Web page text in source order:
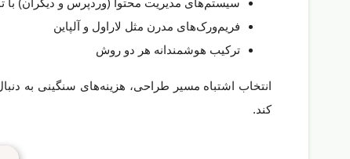
سیستم‌های مدیریت محتوا (وردپرس و دیگران)
فریم‌ورک‌های مدرن مثل لاراول و آلپاین
ترکیب هوشمندانه هر دو روش
انتخاب اشتباه مسیر طراحی، هزینه‌های سنگینی به
کند.